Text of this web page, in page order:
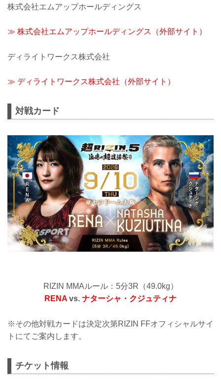
株式会社エムアップホールディングス
≫ 株式会社エムアップホールディングス（外部サイト）
ディライトワークス株式会社
≫ ディライトワークス株式会社（外部サイト）
対戦カード
RIZIN MMAルール：5分3R（49.0kg）
RENA vs. ナターシャ・クジュティナ
※その他対戦カードは決定次第RIZIN FFオフィシャルサイ
トにてご案内します。
チケット情報